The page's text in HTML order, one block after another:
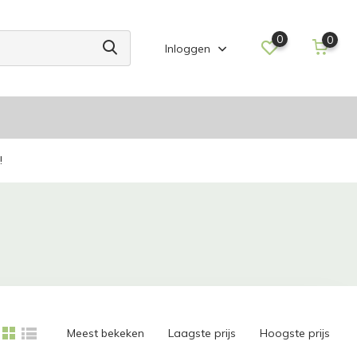
Inloggen
0 0
Meest bekeken Laagste prijs Hoogste prijs